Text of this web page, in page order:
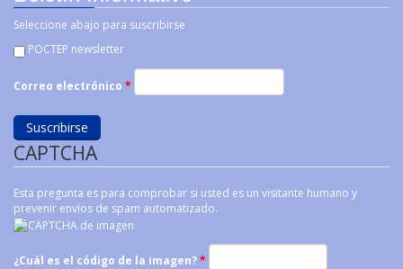
Seleccione abajo para suscribirse
POCTEP newsletter
Correo electrónico *
CAPTCHA
Esta pregunta es para comprobar si usted es un visitante humano y
prevenir envíos de spam automatizado.
¿Cuál es el código de la imagen?*